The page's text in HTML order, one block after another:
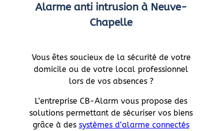
Alarme anti intrusion à Neuve-
Chapelle
Vous êtes soucieux de la sécurité de votre
domicile ou de votre local professionnel
lors de vos absences ?
L’entreprise CB-Alarm vous propose des
solutions permettant de sécuriser vos biens
grâce à des systèmes d’alarme connectés